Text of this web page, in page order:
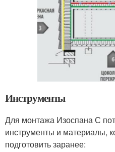
Инструменты
Для монтажа Изоспана С
инструменты и материалы,
подготовить заранее: